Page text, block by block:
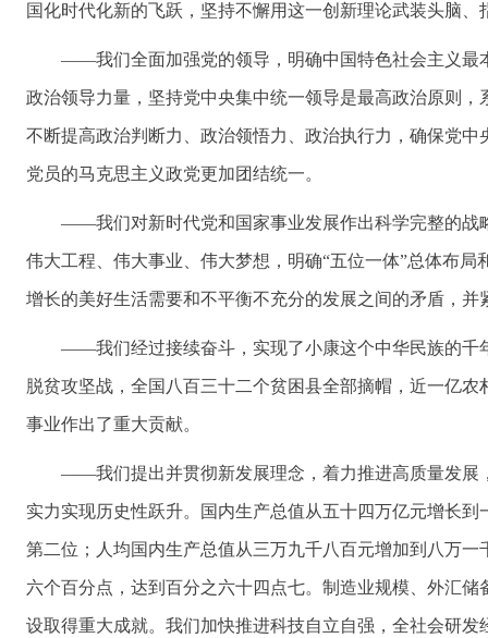
国化时代化新的飞跃，坚持不懈用这一创新理论武装头脑
——我们全面加强党的领导，明确中国特色社会主义最
政治领导力量，坚持党中央集中统一领导是最高政治原则
不断提高政治判断力、政治领悟力、政治执行力，确保党
党员的马克思主义政党更加团结统一。
——我们对新时代党和国家事业发展作出科学完整的战
伟大工程、伟大事业、伟大梦想，明确“五位一体”总体布
增长的美好生活需要和不平衡不充分的发展之间的矛盾，
——我们经过接续奋斗，实现了小康这个中华民族的千
脱贫攻坚战，全国八百三十二个贫困县全部摘帽，近一亿
事业作出了重大贡献。
——我们提出并贯彻新发展理念，着力推进高质量发展
实力实现历史性跃升。国内生产总值从五十四万亿元增长
第二位；人均国内生产总值从三万九千八百元增加到八万
六个百分点，达到百分之六十四点七。制造业规模、外汇
设取得重大成就。我们加快推进科技自立自强，全社会研